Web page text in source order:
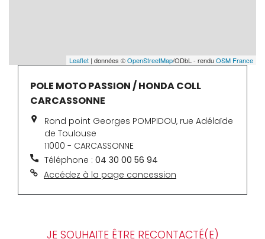
Leaflet | données ©OpenStreetMap/ODbL - renduOSM France
POLE MOTO PASSION / HONDA COLL
CARCASSONNE
Rond point Georges POMPIDOU, rue Adélaïde
de Toulouse
11000 - CARCASSONNE
Téléphone : 04 30 00 56 94
Accédez à la page concession
JE SOUHAITE ÊTRE RECONTACTÉ(E)